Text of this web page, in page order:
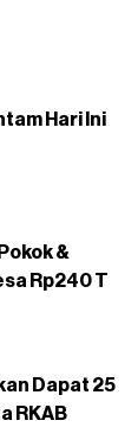
Hari Ini
&
Rp240 T
Dapat 25
RKAB